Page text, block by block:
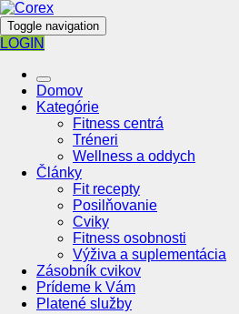
Toggle navigation
LOGIN
Domov
Kategórie
Fitness centrá
Tréneri
Wellness a oddych
Články
Fit recepty
Posilňovanie
Cviky
Fitness osobnosti
Výživa a suplementácia
Zásobník cvikov
Prídeme k Vám
Platené služby